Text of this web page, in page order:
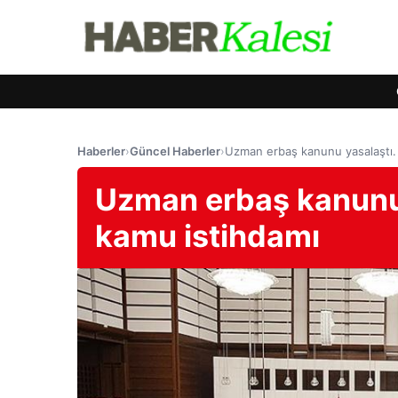
Haberler›Güncel Haberler›Uzman erbaş kanunu
Uzman erbaş
kamu istihdamı